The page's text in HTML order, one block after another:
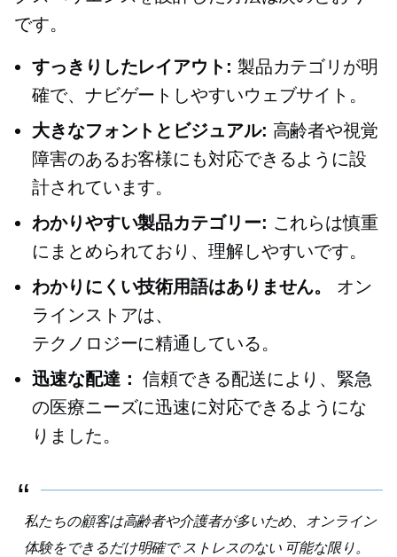
です。
すっきりしたレイアウト: 製品カテゴリが明
確で、ナビゲートしやすいウェブサイト。
大きなフォントとビジュアル: 高齢者や視覚
障害のあるお客様にも対応できるように設
計されています。
わかりやすい製品カテゴリー: これらは慎重
にまとめられており、理解しやすいです。
わかりにくい技術用語はありません。
オン
ラインストアは、
テクノロジーに精通している。
迅速な配達： 信頼できる配送により、緊急
の医療ニーズに迅速に対応できるようにな
りました。
私たちの顧客は高齢者や介護者が多いため、オンライン
体験をできるだけ明確で ストレスのない可能な限り。